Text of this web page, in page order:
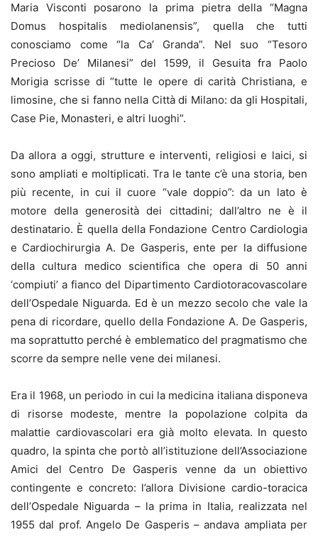
Maria Visconti posarono la prima pietra della “Magna
Domus hospitalis mediolanensis”, quella che tutti
conosciamo come “la Ca’ Granda”. Nel suo “Tesoro
Precioso De’ Milanesi” del 1599, il Gesuita fra Paolo
Morigia scrisse di “tutte le opere di carità Christiana, e
limosine, che si fanno nella Città di Milano: da gli Hospitali,
Case Pie, Monasteri, e altri luoghi”.
Da allora a oggi, strutture e interventi, religiosi e laici, si
sono ampliati e moltiplicati. Tra le tante c’è una storia, ben
più recente, in cui il cuore “vale doppio”: da un lato è
motore della generosità dei cittadini; dall’altro ne è il
destinatario. È quella della Fondazione Centro Cardiologia
e Cardiochirurgia A. De Gasperis, ente per la diffusione
della cultura medico scientifica che opera di 50 anni
‘compiuti’ a fianco del Dipartimento Cardiotoracovascolare
dell’Ospedale Niguarda. Ed è un mezzo secolo che vale la
pena di ricordare, quello della Fondazione A. De Gasperis,
ma soprattutto perché è emblematico del pragmatismo che
scorre da sempre nelle vene dei milanesi.
Era il 1968, un periodo in cui la medicina italiana disponeva
di risorse modeste, mentre la popolazione colpita da
malattie cardiovascolari era già molto elevata. In questo
quadro, la spinta che portò all’istituzione dell’Associazione
Amici del Centro De Gasperis venne da un obiettivo
contingente e concreto: l’allora Divisione cardio-toracica
dell’Ospedale Niguarda – la prima in Italia, realizzata nel
1955 dal prof. Angelo De Gasperis – andava ampliata per